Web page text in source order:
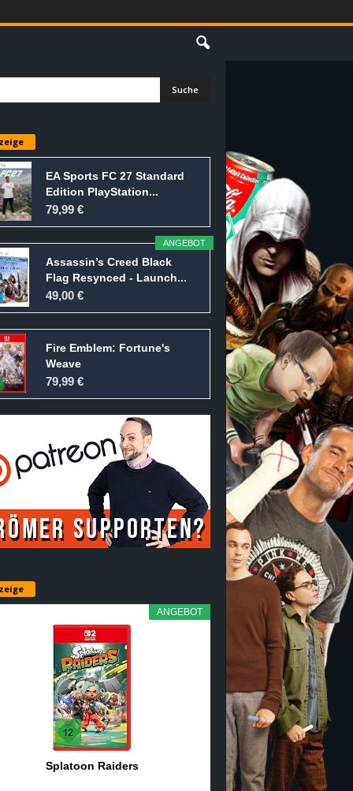
EA Sports FC 27 Standard
Edition PlayStation...
79,99 €
ANGEBOT
Assassin’s Creed Black
Flag Resynced - Launch...
49,00 €
Fire Emblem: Fortune's
Weave
79,99 €
ANGEBOT
Splatoon Raiders